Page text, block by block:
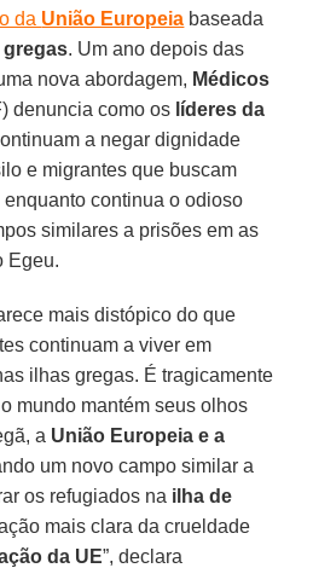
da União Europeia baseada
gregas. Um ano depois das
nova abordagem, Médicos
denuncia como os líderes da
a negar dignidade
e migrantes que buscam
continua o odioso
similares a prisões em as
Egeu.
mais distópico do que
continuam a viver em
ilhas gregas. É tragicamente
mundo mantém seus olhos
a União Europeia e a
um novo campo similar a
os refugiados na ilha de
mais clara da crueldade
da UE”, declara